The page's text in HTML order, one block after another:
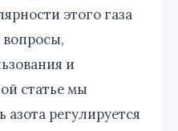
этого газа
и
статье мы
азота регулируется